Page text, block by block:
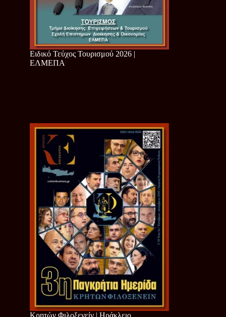
Ειδικό Τεύχος Τουρισμού 2026 |
ΕΛΜΕΠΑ
Κρητών Φιλοξενείν | Ηράκλειο